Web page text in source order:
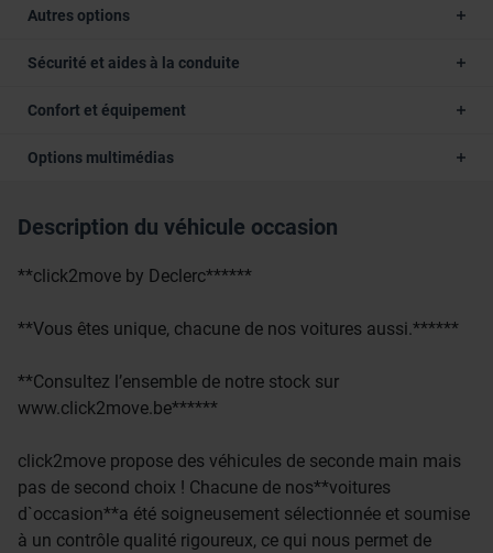
Autres options
Sécurité et aides à la conduite
Confort et équipement
Options multimédias
Description du véhicule occasion
**click2move by Declerc******
**Vous êtes unique, chacune de nos voitures aussi.******
**Consultez l’ensemble de notre stock sur
www.click2move.be******
click2move propose des véhicules de seconde main mais
pas de second choix ! Chacune de nos**voitures
d`occasion**a été soigneusement sélectionnée et soumise
à un contrôle qualité rigoureux, ce qui nous permet de